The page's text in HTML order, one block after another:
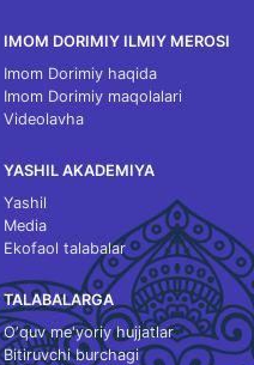
IMOM DORIMIY ILMIY MEROSI
Imom Dorimiy haqida
Imom Dorimiy maqolalari
Videolavha
YASHIL AKADEMIYA
Yashil
Media
Ekofaol talabalar
TALABALARGA
O‘quv me'yoriy hujjatlar
Bitiruvchi burchagi